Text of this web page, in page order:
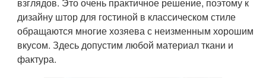
взглядов. Это очень практичное решение, поэтому к
дизайну штор для гостиной в классическом стиле
обращаются многие хозяева с неизменным хорошим
вкусом. Здесь допустим любой материал ткани и
фактура.